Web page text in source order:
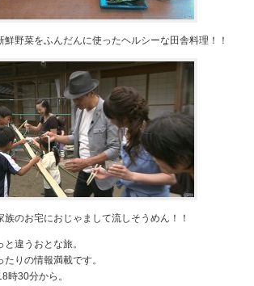
野菜をふんだんに使ったヘルシーな田舎料理！！
のお宅におじゃまして流しそうめん！！
違うおとな旅。
りの情報満載です。
時30分から。